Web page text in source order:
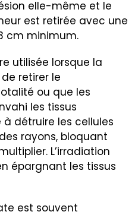
elle-même et le
est retirée avec une
cm minimum.
utilisée lorsque la
retirer le
ou que les
les tissus
à détruire les cellules
rayons, bloquant
L’irradiation
épargnant les tissus
est souvent